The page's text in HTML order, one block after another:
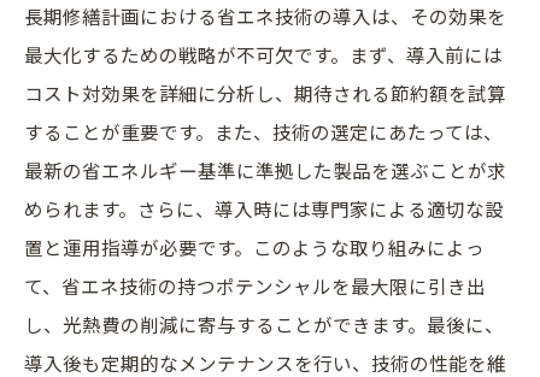
長期修繕計画における省エネ技術の導入は、その効果を
最大化するための戦略が不可欠です。まず、導入前には
コスト対効果を詳細に分析し、期待される節約額を試算
することが重要です。また、技術の選定にあたっては、
最新の省エネルギー基準に準拠した製品を選ぶことが求
められます。さらに、導入時には専門家による適切な設
置と運用指導が必要です。このような取り組みによっ
て、省エネ技術の持つポテンシャルを最大限に引き出
し、光熱費の削減に寄与することができます。最後に、
導入後も定期的なメンテナンスを行い、技術の性能を維